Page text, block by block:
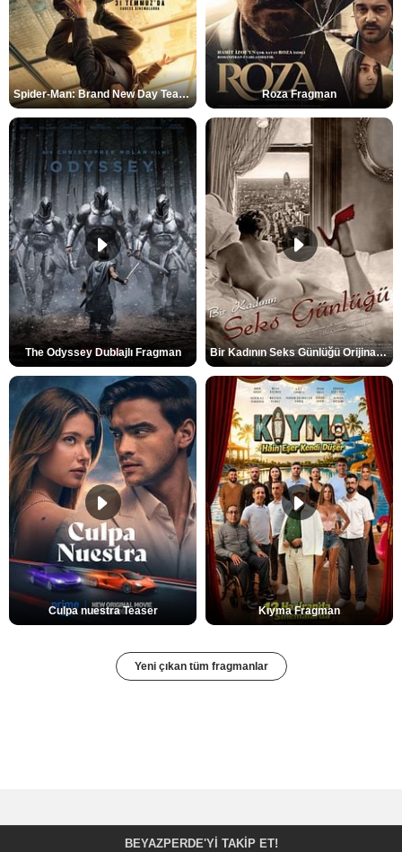
Spider-Man: Brand New Day Teaser Roza Fragman
The Odyssey Dublajlı Fragman Bir Kadının Seks Günlüğü Orijinal Fragman
Culpa nuestra Teaser Kıyma Fragman
Yeni çıkan tüm fragmanlar
BEYAZPERDE'YI TAKIP ET!